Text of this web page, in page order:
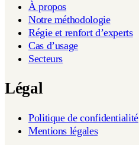
À propos
Notre méthodologie
Régie et renfort d’experts
Cas d’usage
Secteurs
Légal
Politique de confidentialité
Mentions légales